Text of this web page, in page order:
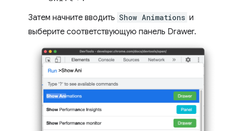
Затем начните вводить Show Animations и
выберите соответствующую панель Drawer.